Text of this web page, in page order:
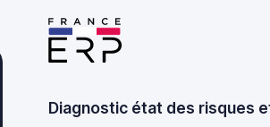
Diagnostic état des risques